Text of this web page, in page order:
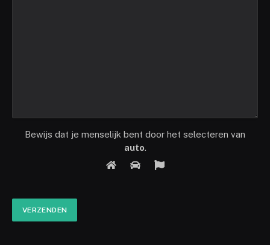
Bewijs dat je menselijk bent door het selecteren van
auto.